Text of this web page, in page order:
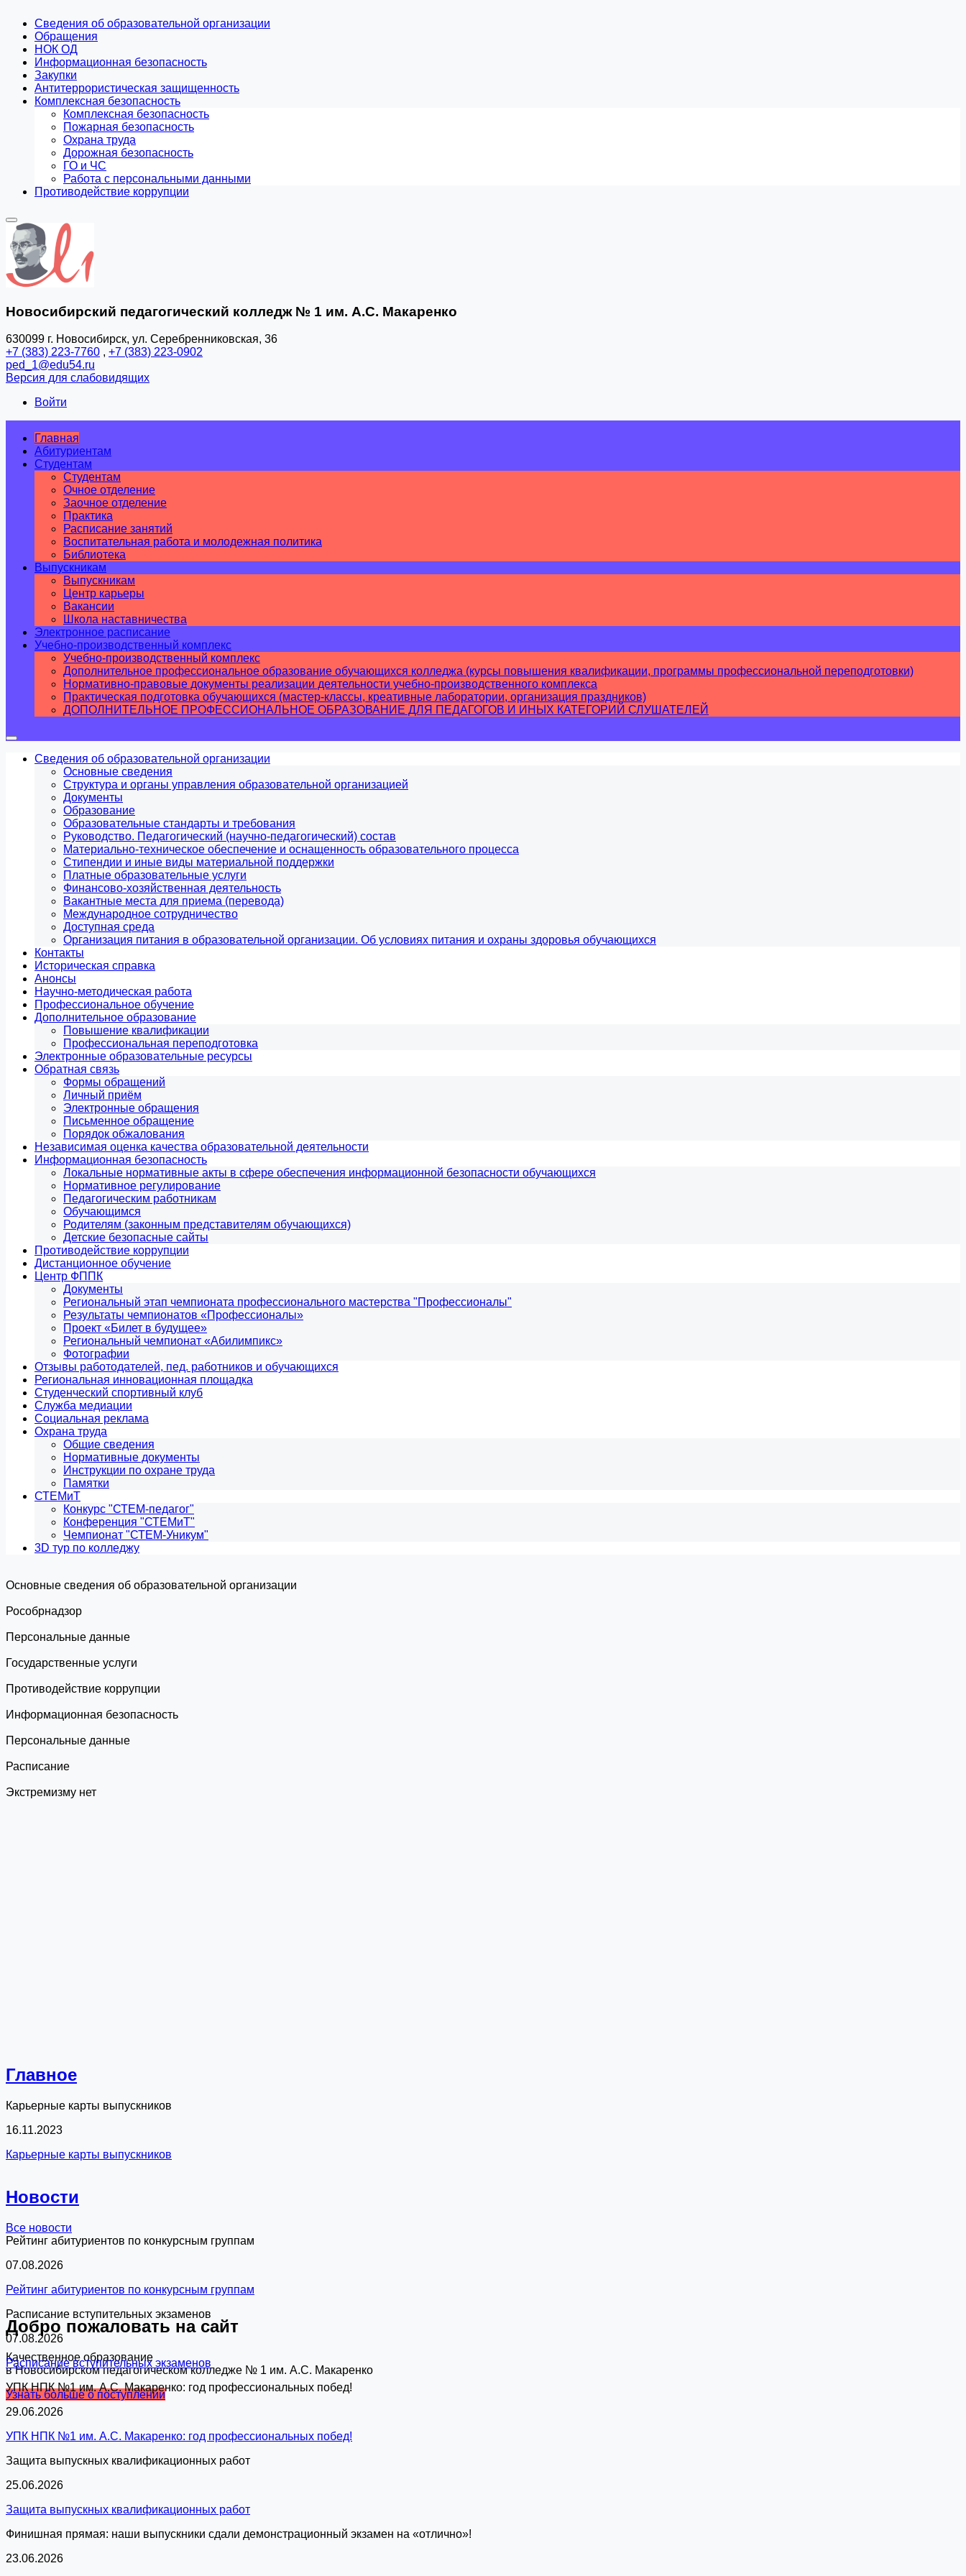
Сведения об образовательной организации
Обращения
НОК ОД
Информационная безопасность
Закупки
Антитеррористическая защищенность
Комплексная безопасность
Комплексная безопасность
Пожарная безопасность
Охрана труда
Дорожная безопасность
ГО и ЧС
Работа с персональными данными
Противодействие коррупции
Новосибирский педагогический колледж № 1 им. А.С. Макаренко
630099 г. Новосибирск, ул. Серебренниковская, 36
+7 (383) 223-7760 , +7 (383) 223-0902
ped_1@edu54.ru
Версия для слабовидящих
Войти
Главная
Абитуриентам
Студентам
Студентам
Очное отделение
Заочное отделение
Практика
Расписание занятий
Воспитательная работа и молодежная политика
Библиотека
Выпускникам
Выпускникам
Центр карьеры
Вакансии
Школа наставничества
Электронное расписание
Учебно-производственный комплекс
Учебно-производственный комплекс
Дополнительное профессиональное образование обучающихся колледжа (курсы повышения квалификации, программы профессиональной переподготовки)
Нормативно-правовые документы реализации деятельности учебно-производственного комплекса
Практическая подготовка обучающихся (мастер-классы, креативные лаборатории, организация праздников)
ДОПОЛНИТЕЛЬНОЕ ПРОФЕССИОНАЛЬНОЕ ОБРАЗОВАНИЕ ДЛЯ ПЕДАГОГОВ И ИНЫХ КАТЕГОРИЙ СЛУШАТЕЛЕЙ
Сведения об образовательной организации
Основные сведения
Структура и органы управления образовательной организацией
Документы
Образование
Образовательные стандарты и требования
Руководство. Педагогический (научно-педагогический) состав
Материально-техническое обеспечение и оснащенность образовательного процесса
Стипендии и иные виды материальной поддержки
Платные образовательные услуги
Финансово-хозяйственная деятельность
Вакантные места для приема (перевода)
Международное сотрудничество
Доступная среда
Организация питания в образовательной организации. Об условиях питания и охраны здоровья обучающихся
Контакты
Историческая справка
Анонсы
Научно-методическая работа
Профессиональное обучение
Дополнительное образование
Повышение квалификации
Профессиональная переподготовка
Электронные образовательные ресурсы
Обратная связь
Формы обращений
Личный приём
Электронные обращения
Письменное обращение
Порядок обжалования
Независимая оценка качества образовательной деятельности
Информационная безопасность
Локальные нормативные акты в сфере обеспечения информационной безопасности обучающихся
Нормативное регулирование
Педагогическим работникам
Обучающимся
Родителям (законным представителям обучающихся)
Детские безопасные сайты
Противодействие коррупции
Дистанционное обучение
Центр ФППК
Документы
Региональный этап чемпионата профессионального мастерства "Профессионалы"
Результаты чемпионатов «Профессионалы»
Проект «Билет в будущее»
Региональный чемпионат «Абилимпикс»
Фотографии
Отзывы работодателей, пед. работников и обучающихся
Региональная инновационная площадка
Студенческий спортивный клуб
Служба медиации
Социальная реклама
Охрана труда
Общие сведения
Нормативные документы
Инструкции по охране труда
Памятки
СТЕМиТ
Конкурс "СТЕМ-педагог"
Конференция "СТЕМиТ"
Чемпионат "СТЕМ-Уникум"
3D тур по колледжу
Основные сведения об образовательной организации
Роcобрнадзор
Персональные данные
Государственные услуги
Противодействие коррупции
Информационная безопасность
Персональные данные
Расписание
Экстремизму нет
Добро пожаловать на сайт
Качественное образование
в Новосибирском педагогическом колледже № 1 им. А.С. Макаренко
Узнать больше о поступлении
Главное
Карьерные карты выпускников
16.11.2023
Карьерные карты выпускников
Новости
Все новости
Рейтинг абитуриентов по конкурсным группам
07.08.2026
Рейтинг абитуриентов по конкурсным группам
Расписание вступительных экзаменов
07.08.2026
Расписание вступительных экзаменов
УПК НПК №1 им. А.С. Макаренко: год профессиональных побед!
29.06.2026
УПК НПК №1 им. А.С. Макаренко: год профессиональных побед!
Защита выпускных квалификационных работ
25.06.2026
Защита выпускных квалификационных работ
Финишная прямая: наши выпускники сдали демонстрационный экзамен на «отлично»!
23.06.2026